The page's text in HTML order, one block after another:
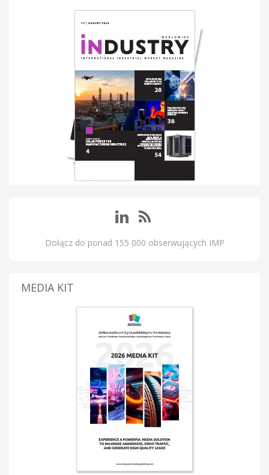
Dołącz do ponad 155 000 obserwujących IMP
MEDIA KIT